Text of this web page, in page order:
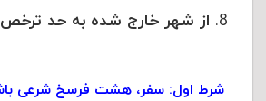
از شهر خارج شده به حد
شرط اول: سفر، هشت فرسخ شرعی